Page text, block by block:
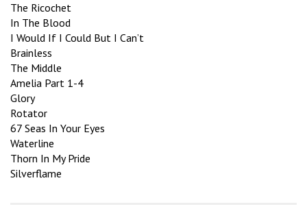
The Ricochet
In The Blood
I Would If I Could But I Can’t
Brainless
The Middle
Amelia Part 1-4
Glory
Rotator
67 Seas In Your Eyes
Waterline
Thorn In My Pride
Silverflame